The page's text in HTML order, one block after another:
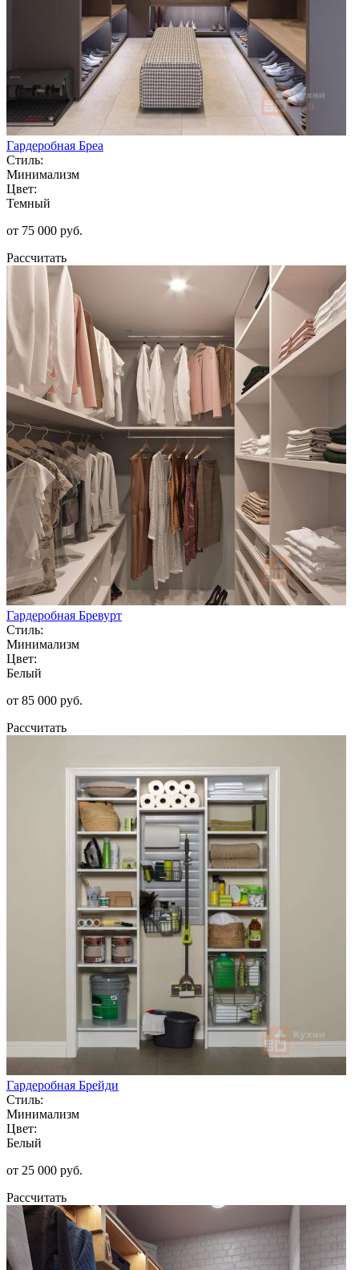
Гардеробная Бреа
Стиль:
Минимализм
Цвет:
Темный
от 75 000 руб.
Рассчитать
Гардеробная Бревурт
Стиль:
Минимализм
Цвет:
Белый
от 85 000 руб.
Рассчитать
Гардеробная Брейди
Стиль:
Минимализм
Цвет:
Белый
от 25 000 руб.
Рассчитать